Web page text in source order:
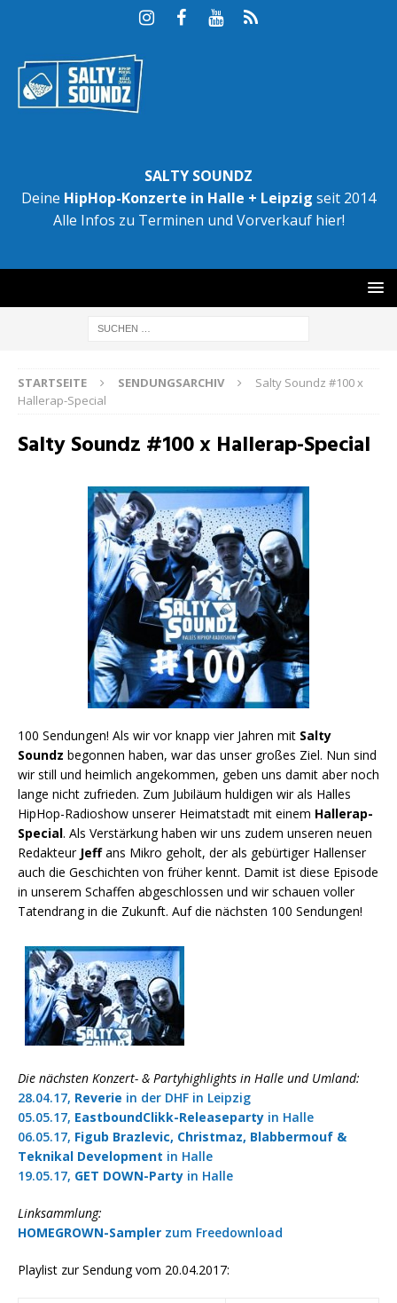
SALTY SOUNDZ
Deine HipHop-Konzerte in Halle + Leipzig seit 2014
Alle Infos zu Terminen und Vorverkauf hier!
STARTSEITE SENDUNGSARCHIV
Salty Soundz #100 x
Hallerap-Special
Salty Soundz #100 x Hallerap-Special
100 Sendungen! Als wir vor knapp vier Jahren mit Salty
Soundz begonnen haben, war das unser großes Ziel. Nun sind
wir still und heimlich angekommen, geben uns damit aber noch
lange nicht zufrieden. Zum Jubiläum huldigen wir als Halles
HipHop-Radioshow unserer Heimatstadt mit einem Hallerap-
Special. Als Verstärkung haben wir uns zudem unseren neuen
Redakteur Jeffans Mikro geholt, der als gebürtiger Hallenser
auch die Geschichten von früher kennt. Damit ist diese Episode
in unserem Schaffen abgeschlossen und wir schauen voller
Tatendrang in die Zukunft. Auf die nächsten 100 Sendungen!
Die nächsten Konzert- & Partyhighlights in Halle und Umland:
28.04.17, Reverie in der DHF in Leipzig
05.05.17, EastboundClikk-Releaseparty in Halle
06.05.17, Figub Brazlevic, Christmaz, Blabbermouf &
Teknikal Development in Halle
19.05.17, GET DOWN-Party in Halle
Linksammlung:
HOMEGROWN-Sampler zum Freedownload
Playlist zur Sendung vom 20.04.2017: